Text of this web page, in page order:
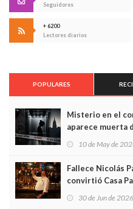
Seguidores
+ 6200
Lectores diarios
POPULARES
Misterio en el
aparece muerta
edificio y las
10 de May de
Fallece Nicolás
convirtió Casa
Asturias en
30 de Jun de 2026